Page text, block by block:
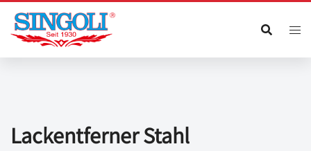
Zum
Inhalt
springen
Lackentferner Stahl